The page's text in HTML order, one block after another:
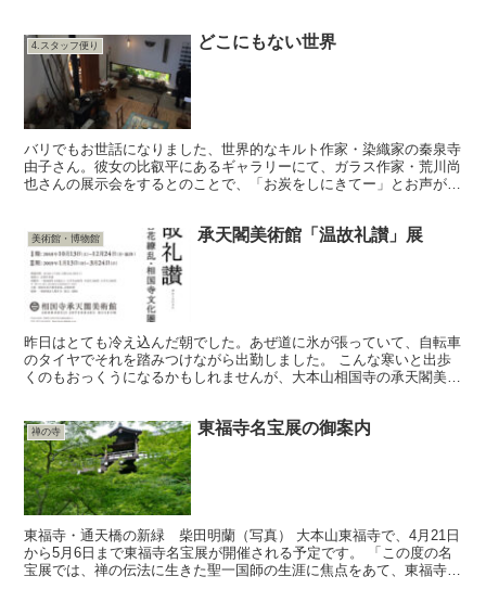
4.スタッフ便り どこにもない世界
バリでもお世話になりました、世界的なキルト作家・染織家の秦泉寺
由子さん。彼女の比叡平にあるギャラリーにて、ガラス作家・荒川尚
也さんの展示会をするとのことで、「お炭をしにきてー」とお声がか
美術館・博物館 承天閣美術館「温故礼讃」展
昨日はとても冷え込んだ朝でした。あぜ道に氷が張っていて、自転車
のタイヤでそれを踏みつけながら出勤しました。 こんな寒いと出歩
くのもおっくうになるかもしれませんが、大本山相国寺の承天閣美術
禅の寺 東福寺名宝展の御案内
東福寺・通天橋の新緑 柴田明蘭（写真） 大本山東福寺で、4月21日
から5月6日まで東福寺名宝展が開催される予定です。 「この度の名
宝展では、禅の伝法に生きた聖一国師の生涯に焦点をあて、東福寺に